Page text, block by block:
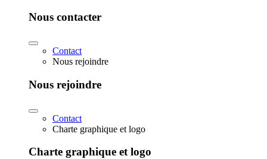
Nous contacter
Contact
Nous rejoindre
Nous rejoindre
Contact
Charte graphique et logo
Charte graphique et logo